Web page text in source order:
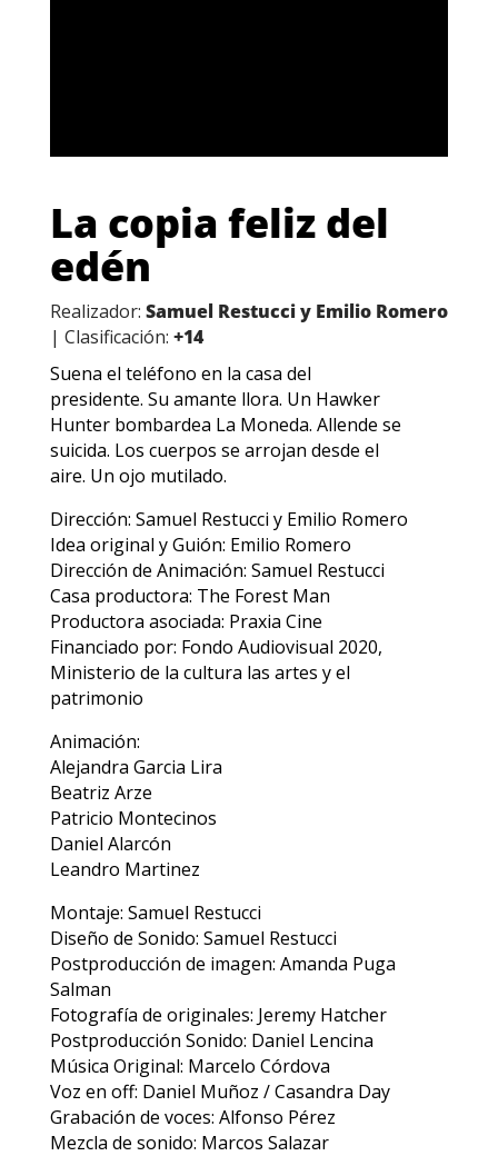
La copia feliz del
edén
Realizador: Samuel Restucci y Emilio Romero
| Clasificación: +14
Suena el teléfono en la casa del
presidente. Su amante llora. Un Hawker
Hunter bombardea La Moneda. Allende se
suicida. Los cuerpos se arrojan desde el
aire. Un ojo mutilado.
Dirección: Samuel Restucci y Emilio Romero
Idea original y Guión: Emilio Romero
Dirección de Animación: Samuel Restucci
Casa productora: The Forest Man
Productora asociada: Praxia Cine
Financiado por: Fondo Audiovisual 2020,
Ministerio de la cultura las artes y el
patrimonio
Animación:
Alejandra Garcia Lira
Beatriz Arze
Patricio Montecinos
Daniel Alarcón
Leandro Martinez
Montaje: Samuel Restucci
Diseño de Sonido: Samuel Restucci
Postproducción de imagen: Amanda Puga
Salman
Fotografía de originales: Jeremy Hatcher
Postproducción Sonido: Daniel Lencina
Música Original: Marcelo Córdova
Voz en off: Daniel Muñoz / Casandra Day
Grabación de voces: Alfonso Pérez
Mezcla de sonido: Marcos Salazar